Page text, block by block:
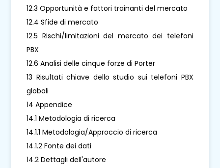
12.3 Opportunità e fattori trainanti del mercato
12.4 Sfide di mercato
12.5 Rischi/limitazioni del mercato dei telefoni
PBX
12.6 Analisi delle cinque forze di Porter
13 Risultati chiave dello studio sui telefoni PBX
globali
14 Appendice
14.1 Metodologia di ricerca
14.1.1 Metodologia/Approccio di ricerca
14.1.2 Fonte dei dati
14.2 Dettagli dell'autore